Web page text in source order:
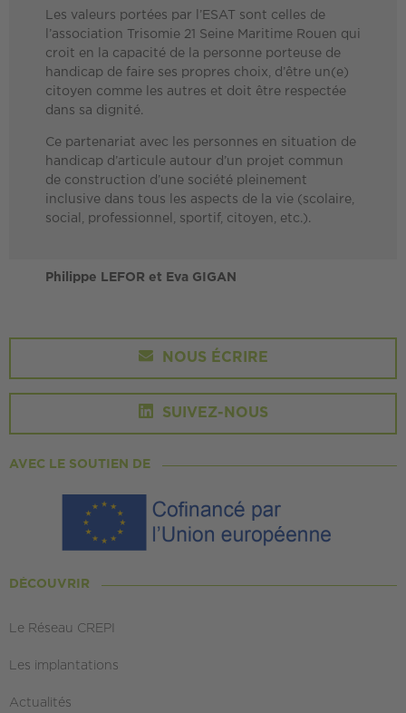
Les valeurs portées par l’ESAT sont celles de
l’association Trisomie 21 Seine Maritime Rouen qui
croit en la capacité de la personne porteuse de
handicap de faire ses propres choix, d’être un(e)
citoyen comme les autres et doit être respectée
dans sa dignité.
Ce partenariat avec les personnes en situation de
handicap d’articule autour d’un projet commun
de construction d’une société pleinement
inclusive dans tous les aspects de la vie (scolaire,
social, professionnel, sportif, citoyen, etc.).
Philippe LEFOR et Eva GIGAN
NOUS ÉCRIRE
SUIVEZ-NOUS
AVEC LE SOUTIEN DE
DÉCOUVRIR
Le Réseau CREPI
Les implantations
Actualités